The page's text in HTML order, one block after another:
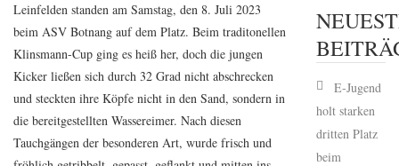
Leinfelden standen am Samstag, den 8. Juli 2023
beim ASV Botnang auf dem Platz. Beim traditonellen
Klinsmann-Cup ging es heiß her, doch die jungen
Kicker ließen sich durch 32 Grad nicht abschrecken
und steckten ihre Köpfe nicht in den Sand, sondern in
die bereitgestellten Wassereimer. Nach diesen
Tauchgängen der besonderen Art, wurde frisch und
E-Jugend
holt starken
dritten Platz
beim